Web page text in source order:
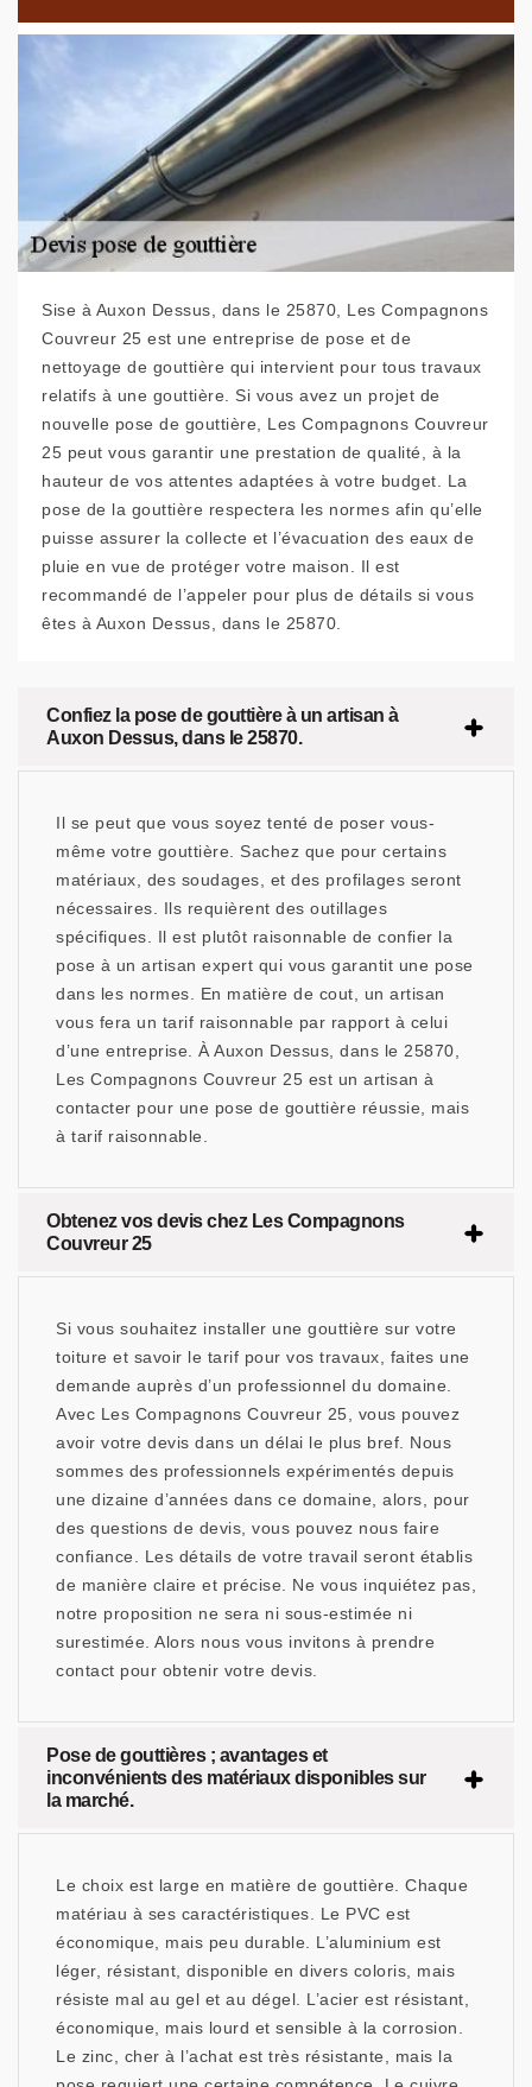
Sise à Auxon Dessus, dans le 25870, Les Compagnons
Couvreur 25 est une entreprise de pose et de
nettoyage de gouttière qui intervient pour tous travaux
relatifs à une gouttière. Si vous avez un projet de
nouvelle pose de gouttière, Les Compagnons Couvreur
25 peut vous garantir une prestation de qualité, à la
hauteur de vos attentes adaptées à votre budget. La
pose de la gouttière respectera les normes afin qu’elle
puisse assurer la collecte et l’évacuation des eaux de
pluie en vue de protéger votre maison. Il est
recommandé de l’appeler pour plus de détails si vous
êtes à Auxon Dessus, dans le 25870.
Confiez la pose de gouttière à un artisan à
Auxon Dessus, dans le 25870.
Il se peut que vous soyez tenté de poser vous-
même votre gouttière. Sachez que pour certains
matériaux, des soudages, et des profilages seront
nécessaires. Ils requièrent des outillages
spécifiques. Il est plutôt raisonnable de confier la
pose à un artisan expert qui vous garantit une pose
dans les normes. En matière de cout, un artisan
vous fera un tarif raisonnable par rapport à celui
d’une entreprise. À Auxon Dessus, dans le 25870,
Les Compagnons Couvreur 25 est un artisan à
contacter pour une pose de gouttière réussie, mais
à tarif raisonnable.
Obtenez vos devis chez Les Compagnons
Couvreur 25
Si vous souhaitez installer une gouttière sur votre
toiture et savoir le tarif pour vos travaux, faites une
demande auprès d’un professionnel du domaine.
Avec Les Compagnons Couvreur 25, vous pouvez
avoir votre devis dans un délai le plus bref. Nous
sommes des professionnels expérimentés depuis
une dizaine d’années dans ce domaine, alors, pour
des questions de devis, vous pouvez nous faire
confiance. Les détails de votre travail seront établis
de manière claire et précise. Ne vous inquiétez pas,
notre proposition ne sera ni sous-estimée ni
surestimée. Alors nous vous invitons à prendre
contact pour obtenir votre devis.
Pose de gouttières ; avantages et
inconvénients des matériaux disponibles sur
la marché.
Le choix est large en matière de gouttière. Chaque
matériau à ses caractéristiques. Le PVC est
économique, mais peu durable. L’aluminium est
léger, résistant, disponible en divers coloris, mais
résiste mal au gel et au dégel. L’acier est résistant,
économique, mais lourd et sensible à la corrosion.
Le zinc, cher à l’achat est très résistante, mais la